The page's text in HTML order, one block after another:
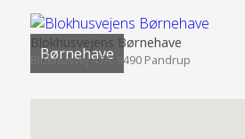
Børnehave
Blokhusvejens Børnehave
Blokhusvej 47A, 9490 Pandrup